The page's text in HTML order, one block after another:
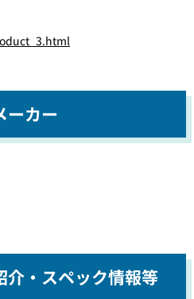
ーカー
介・スペック情報等